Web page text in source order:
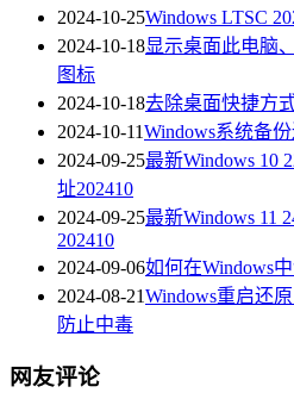
2024-10-25Windows LTSC
2024-10-18显示桌面此电脑
图标
2024-10-18去除桌面快捷方
2024-10-11Windows系统备
2024-09-25最新Windows 10
址202410
2024-09-25最新Windows 11
202410
2024-09-06如何在Windows
2024-08-21Windows重启还
防止中毒
网友评论